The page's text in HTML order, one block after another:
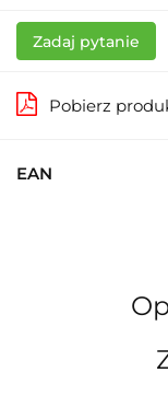
Zadaj pytanie
Pobierz
EAN